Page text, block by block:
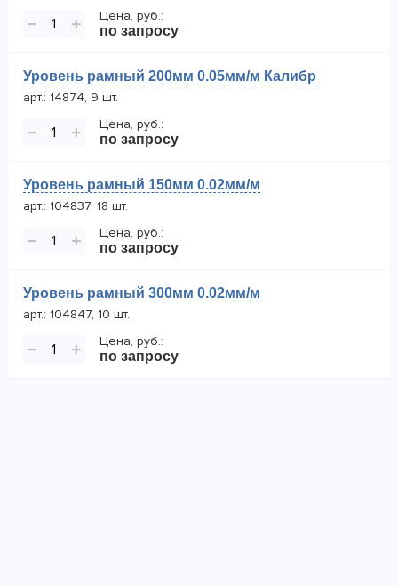
− +
Цена, руб.:
по запросу
Уровень рамный 200мм 0.05мм/м Калибр
арт.: 14874, 9 шт.
− +
Цена, руб.:
по запросу
Уровень рамный 150мм 0.02мм/м
арт.: 104837, 18 шт.
− +
Цена, руб.:
по запросу
Уровень рамный 300мм 0.02мм/м
арт.: 104847, 10 шт.
− +
Цена, руб.:
по запросу